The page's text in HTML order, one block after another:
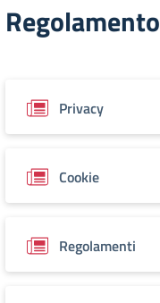
Regolamento
Privacy
Cookie
Regolamenti